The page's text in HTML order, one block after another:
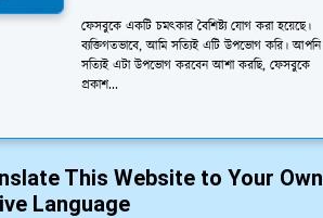
ফেসবুকে একটি চমত্কার বৈশিষ্ট্য যোগ করা হয়েছে।
ব্যক্তিগতভাবে, আমি সত্যিই এটি উপভোগ করি। আপনি
সত্যিই এটা উপভোগ করবেন আশা করছি, ফেসবুকে
প্রকাশ...
This Website to Your Own
Language